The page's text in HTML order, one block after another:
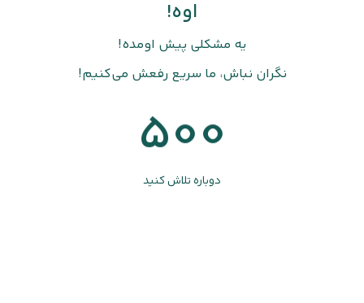
اوه!
یه مشکلی پیش اومده!
نگران نباش، ما سریع رفعش می‌کنیم!
500
دوباره تلاش کنید